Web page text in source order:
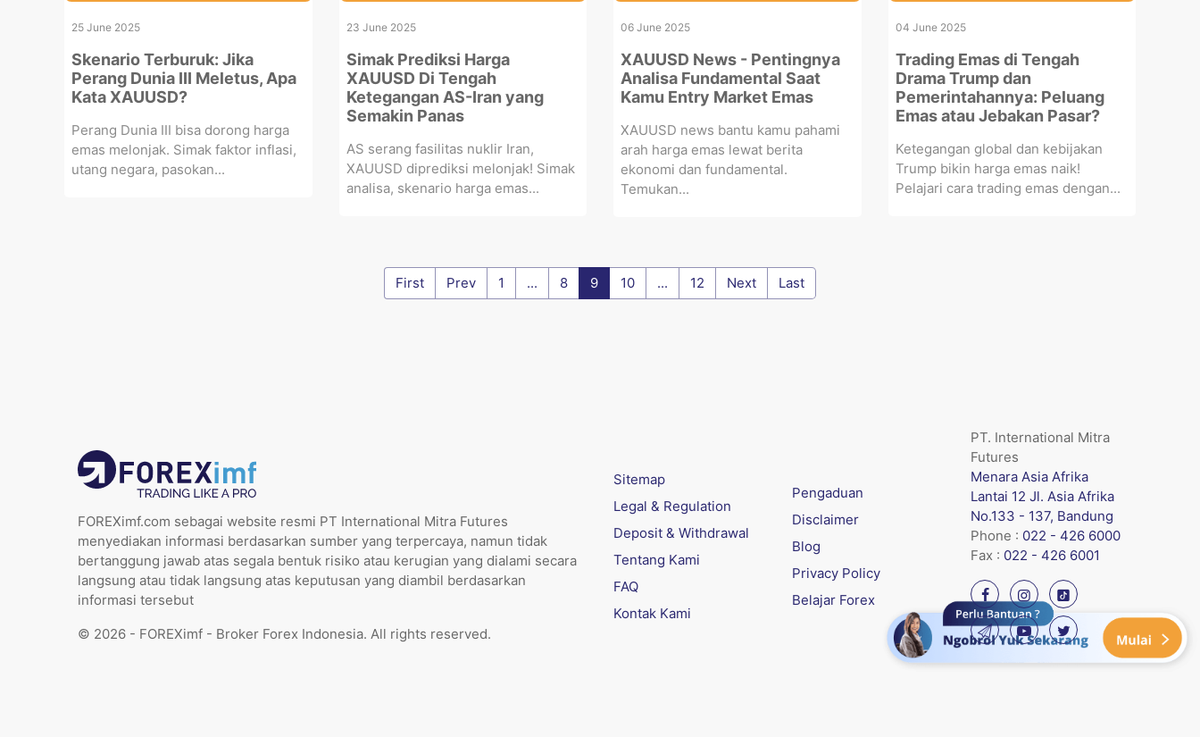
25 June 2025
Skenario Terburuk: Jika
Perang Dunia III Meletus, Apa
Kata XAUUSD?
Perang Dunia III bisa dorong harga
emas melonjak. Simak faktor inflasi,
utang negara, pasokan...
23 June 2025
Simak Prediksi Harga
XAUUSD Di Tengah
Ketegangan AS-Iran yang
Semakin Panas
AS serang fasilitas nuklir Iran,
XAUUSD diprediksi melonjak! Simak
analisa, skenario harga emas...
06 June 2025
XAUUSD News - Pentingnya
Analisa Fundamental Saat
Kamu Entry Market Emas
XAUUSD news bantu kamu pahami
arah harga emas lewat berita
ekonomi dan fundamental.
Temukan...
04 June 2025
Trading Emas di Tengah
Drama Trump dan
Pemerintahannya: Peluang
Emas atau Jebakan Pasar?
Ketegangan global dan kebijakan
Trump bikin harga emas naik!
Pelajari cara trading emas dengan...
First Prev 1 ... 8 9 10 ... 12 Next Last
FOREXimf.com sebagai website resmi PT International Mitra Futures
menyediakan informasi berdasarkan sumber yang terpercaya, namun tidak
bertanggung jawab atas segala bentuk risiko atau kerugian yang dialami secara
langsung atau tidak langsung atas keputusan yang diambil berdasarkan
informasi tersebut
© 2026 - FOREXimf - Broker Forex Indonesia. All rights reserved.
Sitemap
Legal & Regulation
Deposit & Withdrawal
Tentang Kami
FAQ
Kontak Kami
Pengaduan
Disclaimer
Blog
Privacy Policy
Belajar Forex
PT. International Mitra
Futures
Menara Asia Afrika
Lantai 12 Jl. Asia Afrika
No.133 - 137, Bandung
Phone : 022 - 426 6000
Fax : 022 - 426 6001